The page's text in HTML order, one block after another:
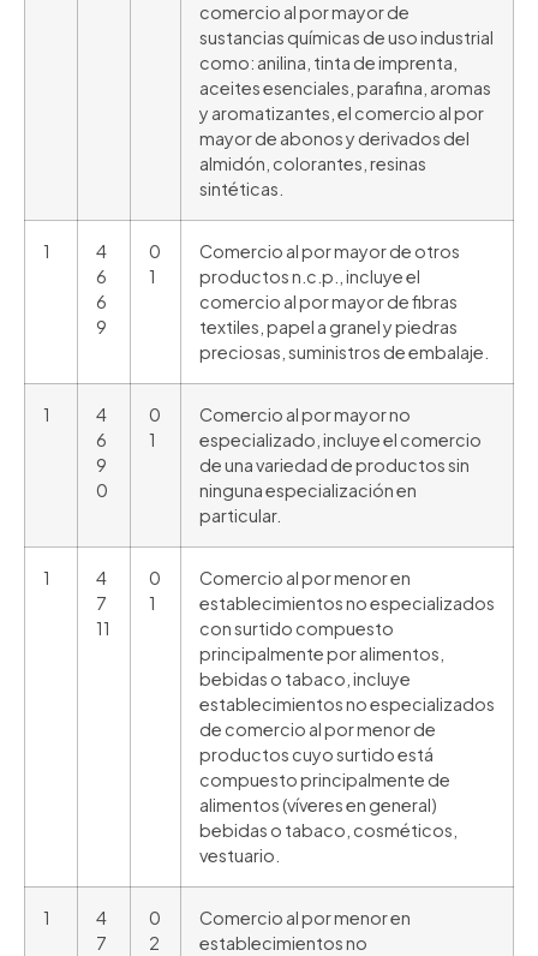
comercio al por mayor de
sustancias químicas de uso industrial
como: anilina, tinta de imprenta,
aceites esenciales, parafina, aromas
y aromatizantes, el comercio al por
mayor de abonos y derivados del
almidón, colorantes, resinas
sintéticas.
1
4
6
6
9
0
1
Comercio al por mayor de otros
productos n.c.p., incluye el
comercio al por mayor de fibras
textiles, papel a granel y piedras
preciosas, suministros de embalaje.
1
4
6
9
0
0
1
Comercio al por mayor no
especializado, incluye el comercio
de una variedad de productos sin
ninguna especialización en
particular.
1
4
7
11
0
1
Comercio al por menor en
establecimientos no especializados
con surtido compuesto
principalmente por alimentos,
bebidas o tabaco, incluye
establecimientos no especializados
de comercio al por menor de
productos cuyo surtido está
compuesto principalmente de
alimentos (víveres en general)
bebidas o tabaco, cosméticos,
vestuario.
1
4
7
0
2
Comercio al por menor en
establecimientos no